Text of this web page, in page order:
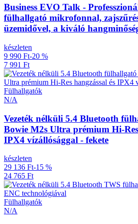
Business EVO Talk -
fülhallgató mikrofonnal,
üzemidővel, a kiváló
készleten
9 990 Ft-20 %
7 991 Ft
Fülhallgatók
N/A
Vezeték nélküli 5.4 Bluetooth
Bowie M2s Ultra prémium Hi-Res
IPX4 vízállósággal - fekete
készleten
29 136 Ft-15 %
24 765 Ft
Fülhallgatók
N/A